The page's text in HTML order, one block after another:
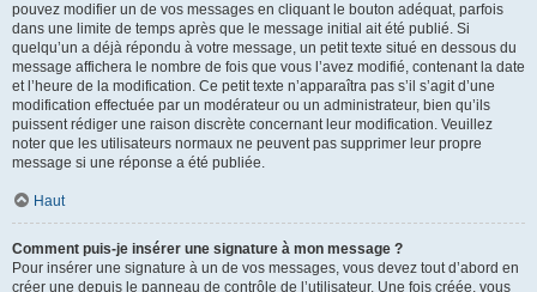
pouvez modifier un de vos messages en cliquant le bouton adéquat, parfois
dans une limite de temps après que le message initial ait été publié. Si
quelqu’un a déjà répondu à votre message, un petit texte situé en dessous du
message affichera le nombre de fois que vous l’avez modifié, contenant la date
et l’heure de la modification. Ce petit texte n’apparaîtra pas s’il s’agit d’une
modification effectuée par un modérateur ou un administrateur, bien qu’ils
puissent rédiger une raison discrète concernant leur modification. Veuillez
noter que les utilisateurs normaux ne peuvent pas supprimer leur propre
message si une réponse a été publiée.
Haut
Comment puis-je insérer une signature à mon message ?
Pour insérer une signature à un de vos messages, vous devez tout d’abord en
créer une depuis le panneau de contrôle de l’utilisateur. Une fois créée, vous